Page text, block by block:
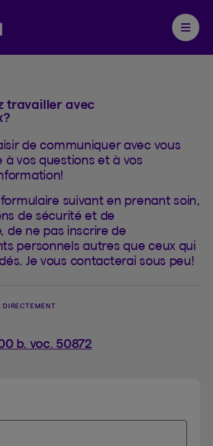
Ouvrir
travailler avec
de communiquer avec vous
à vos questions et à vos
suivant en prenant soin,
de sécurité et de
de ne pas inscrire de
personnels autres que ceux qui
Je vous contacterai sous peu!
DIRECTEMENT
b. voc. 50872